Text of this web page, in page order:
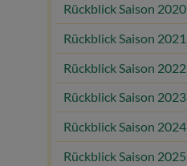
Rückblick Saison 2020
Rückblick Saison 2021
Rückblick Saison 2022
Rückblick Saison 2023
Rückblick Saison 2024
Rückblick Saison 2025